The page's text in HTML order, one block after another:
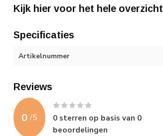
Kijk hier voor het hele overzicht
Specificaties
Artikelnummer
Reviews
0 /5 0 sterren op basis van 0
beoordelingen